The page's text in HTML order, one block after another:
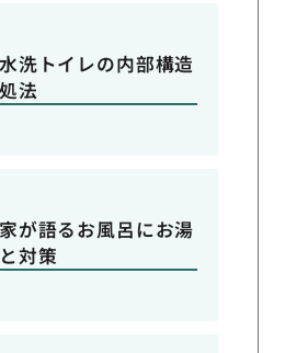
洗トイレの内部構造
法
が語るお風呂にお湯
対策